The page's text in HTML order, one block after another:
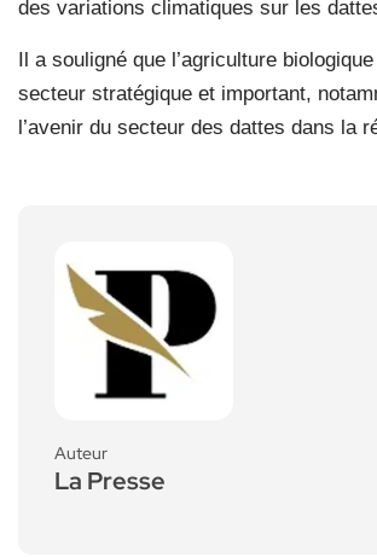
des variations climatiques sur les
Il a souligné que l’agriculture
secteur stratégique et important,
l’avenir du secteur des dattes dans la
Auteur
La Presse